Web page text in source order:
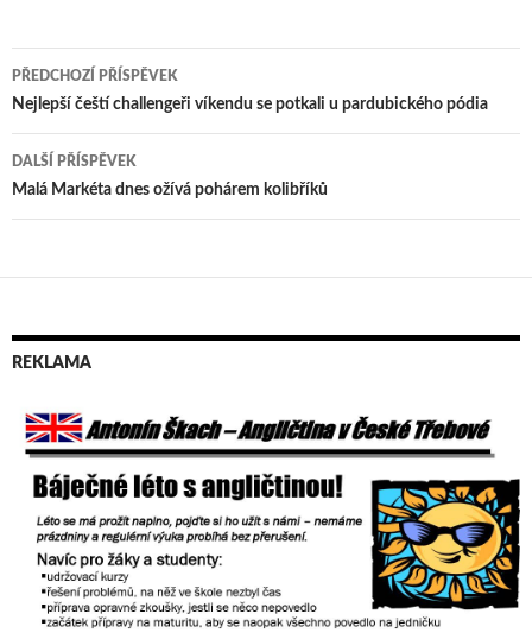
Navigace
pro
příspěvek
PŘEDCHOZÍ PŘÍSPĚVEK
Nejlepší čeští challengeři víkendu se potkali u pardubického pódia
DALŠÍ PŘÍSPĚVEK
Malá Markéta dnes ožívá pohárem kolibříků
REKLAMA